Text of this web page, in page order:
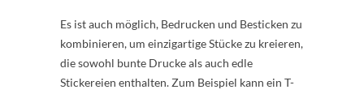
Es ist auch möglich, Bedrucken und Besticken zu
kombinieren, um einzigartige Stücke zu kreieren,
die sowohl bunte Drucke als auch edle
Stickereien enthalten. Zum Beispiel kann ein T-